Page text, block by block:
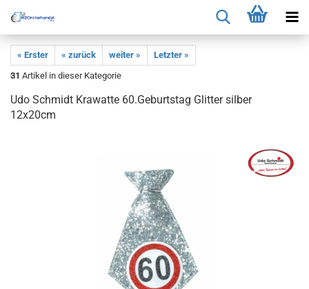
« Erster « zurück weiter »
Letzter »
31 Artikel in dieser Kategorie
Udo Schmidt Krawatte 60.Geburtstag Glitter silber
12x20cm